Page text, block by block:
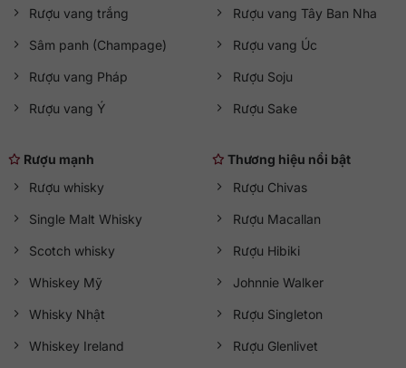
Rượu vang trắng
Sâm panh (Champage)
Rượu vang Pháp
Rượu vang Ý
Rượu vang Tây Ban Nha
Rượu vang Úc
Rượu Soju
Rượu Sake
Rượu mạnh
Rượu whisky
Single Malt Whisky
Scotch whisky
Whiskey Mỹ
Whisky Nhật
Whiskey Ireland
Thương hiệu nổi bật
Rượu Chivas
Rượu Macallan
Rượu Hibiki
Johnnie Walker
Rượu Singleton
Rượu Glenlivet